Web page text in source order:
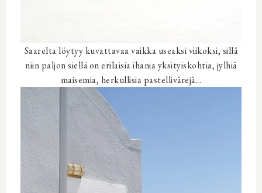
Saarelta löytyy kuvattavaa vaikka useaksi viikoksi, sillä
niin paljon siellä on erilaisia ihania yksityiskohtia, jylhiä
maisemia, herkullisia pastellivärejä...